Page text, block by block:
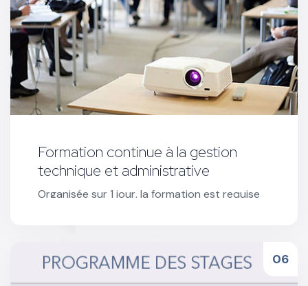
Formation continue à la gestion
technique et administrative
Organisée sur 1 jour, la formation est requise
Réserver votre formation